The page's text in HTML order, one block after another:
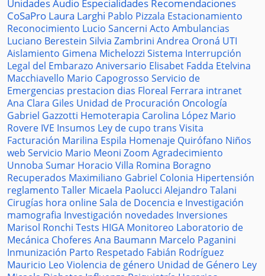
UnidadesAudio Especialidades Recomendaciones
CoSaPro Laura Larghi Pablo Pizzala Estacionamiento
Reconocimiento Lucio Sancerni Acto Ambulancias
Luciano Berestein Silvia Zambrini Andrea Oroná UTI
Aislamiento Gimena Michelozzi Sistema Interrupción
Legal del Embarazo Aniversario Elisabet Fadda Etelvina
Macchiavello Mario Capogrosso Servicio de
Emergencias prestacion dias Floreal Ferrara intranet
Ana Clara Giles Unidad de Procuración Oncología
Gabriel Gazzotti Hemoterapia Carolina López Mario
Rovere IVE Insumos Ley de cupo trans Visita
Facturación Marilina Espila Homenaje Quirófano Niños
web Servicio Mario Meoni Zoom Agradecimiento
Unnoba Sumar Horacio Villa Romina Boragno
Recuperados Maximiliano Gabriel Colonia Hipertensión
reglamento Taller Micaela Paolucci Alejandro Talani
Cirugías hora onlineSala de Docencia e Investigación
mamografia Investigación novedades Inversiones
Marisol Ronchi Tests HIGA Monitoreo Laboratorio de
Mecánica Choferes Ana Baumann Marcelo Paganini
Inmunización Parto Respetado Fabián Rodríguez
Mauricio Leo Violencia de género Unidad de Género Ley